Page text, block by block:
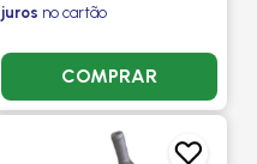
juros no cartão
COMPRAR